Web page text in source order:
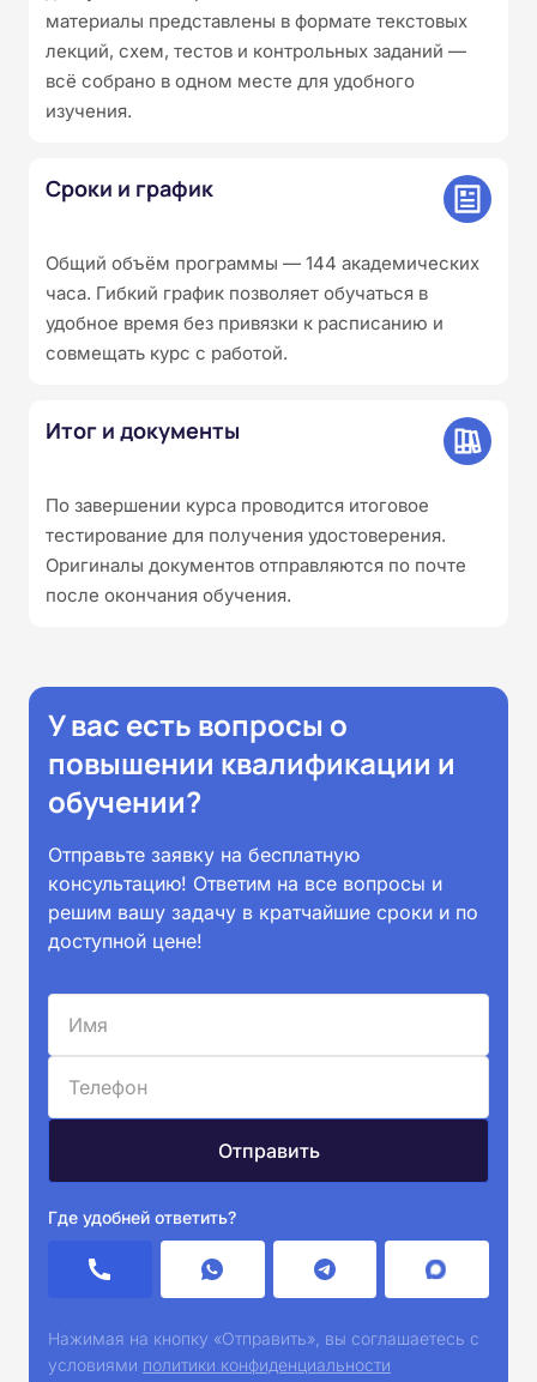
материалы представлены в формате текстовых
лекций, схем, тестов и контрольных заданий —
всё собрано в одном месте для удобного
изучения.
Сроки и график
Общий объём программы — 144 академических
часа. Гибкий график позволяет обучаться в
удобное время без привязки к расписанию и
совмещать курс с работой.
Итог и документы
По завершении курса проводится итоговое
тестирование для получения удостоверения.
Оригиналы документов отправляются по почте
после окончания обучения.
У вас есть вопросы о
повышении квалификации и
обучении?
Отправьте заявку на бесплатную
консультацию! Ответим на все вопросы и
решим вашу задачу в кратчайшие сроки и по
доступной цене!
Где удобней ответить?
Нажимая на кнопку «Отправить», вы соглашаетесь с
условиями политики конфиденциальности